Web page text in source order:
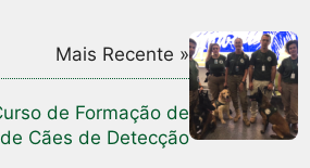
Mais Recente »
de Formação de
Cães de Detecção